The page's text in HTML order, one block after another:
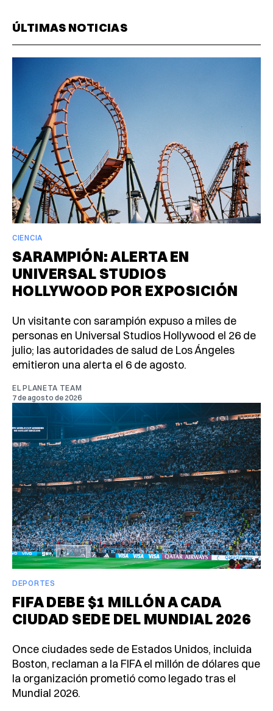
ÚLTIMAS NOTICIAS
CIENCIA
SARAMPIÓN: ALERTA EN
UNIVERSAL STUDIOS
HOLLYWOOD POR EXPOSICIÓN
Un visitante con sarampión expuso a miles de
personas en Universal Studios Hollywood el 26 de
julio; las autoridades de salud de Los Ángeles
emitieron una alerta el 6 de agosto.
EL PLANETA TEAM
7 de agosto de 2026
DEPORTES
FIFA DEBE $1 MILLÓN A CADA
CIUDAD SEDE DEL MUNDIAL 2026
Once ciudades sede de Estados Unidos, incluida
Boston, reclaman a la FIFA el millón de dólares que
la organización prometió como legado tras el
Mundial 2026.